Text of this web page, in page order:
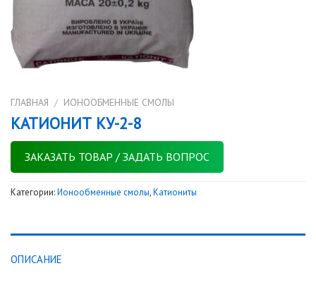
ГЛАВНАЯ / ИОНООБМЕННЫЕ СМОЛЫ
КАТИОНИТ КУ-2-8
ЗАКАЗАТЬ ТОВАР / ЗАДАТЬ ВОПРОС
Категории:Ионообменные смолы,Катиониты
ОПИСАНИЕ